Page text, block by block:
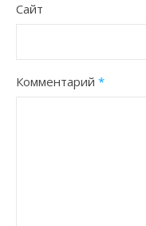
Сайт
Комментарий *